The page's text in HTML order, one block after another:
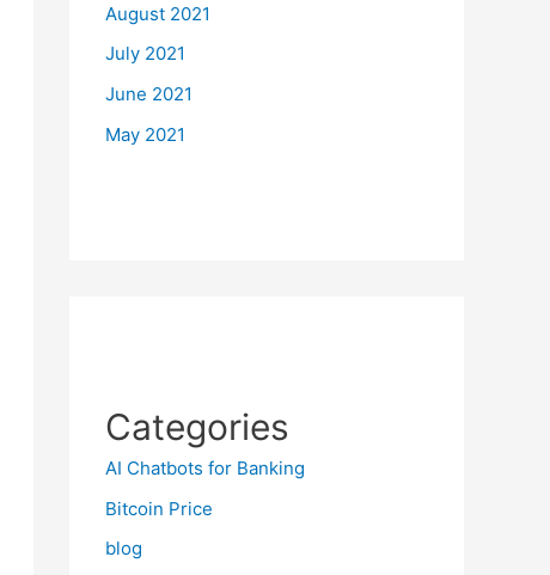
August 2021
July 2021
June 2021
May 2021
Categories
AI Chatbots for Banking
Bitcoin Price
blog